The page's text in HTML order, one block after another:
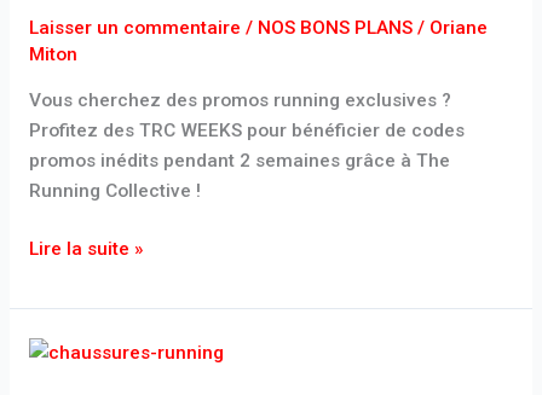
Laisser un commentaire / NOS BONS PLANS/ Oriane
Miton
Vous cherchez des promos running exclusives ?
Profitez des TRC WEEKS pour bénéficier de codes
promos inédits pendant 2 semaines grâce à The
Running Collective !
Lire la suite »
The